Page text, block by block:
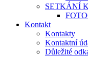
SETKÁNÍ
Kontakt
Kontakty
Kontaktní
Důležité